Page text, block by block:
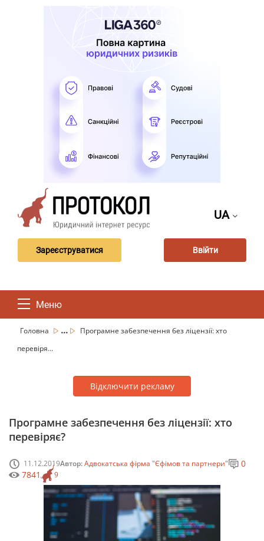
UA
Зареєструватися Ввійти
Меню
Головна ...
Програмне забезпечення без ліцензії: хто
перевіря...
Відключити рекламу
Програмне забезпечення без ліцензії: хто
перевіряє?
11.12.2019Автор:Адвокатська фірма "Єфімов та партнери"
9
0
7841